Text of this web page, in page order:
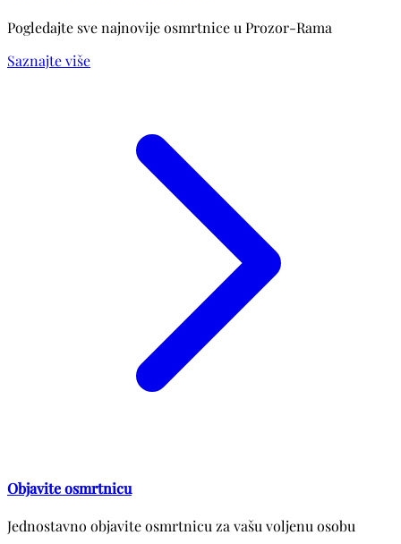
Pogledajte sve najnovije osmrtnice u Prozor-Rama
Saznajte više
Objavite osmrtnicu
Jednostavno objavite osmrtnicu za vašu voljenu osobu